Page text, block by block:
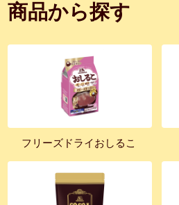
商品から探す
フリーズドライおしるこ